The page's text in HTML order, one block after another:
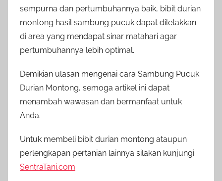
sempurna dan pertumbuhannya baik, bibit durian
montong hasil sambung pucuk dapat diletakkan
di area yang mendapat sinar matahari agar
pertumbuhannya lebih optimal.
Demikian ulasan mengenai cara Sambung Pucuk
Durian Montong, semoga artikel ini dapat
menambah wawasan dan bermanfaat untuk
Anda.
Untuk membeli bibit durian montong ataupun
perlengkapan pertanian lainnya silakan kunjungi
SentraTani.com